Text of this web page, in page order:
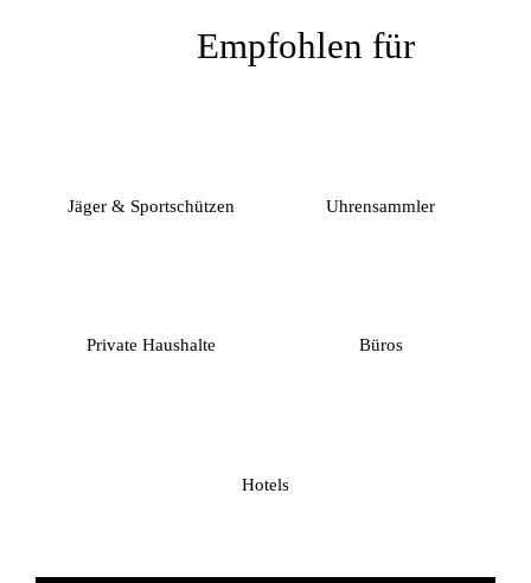
Empfohlen für
Jäger & Sportschützen Uhrensammler
Private Haushalte Büros
Hotels